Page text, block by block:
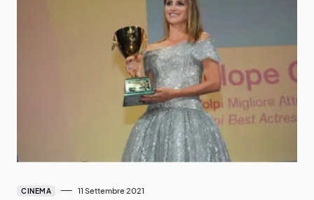
CINEMA 11 Settembre 2021